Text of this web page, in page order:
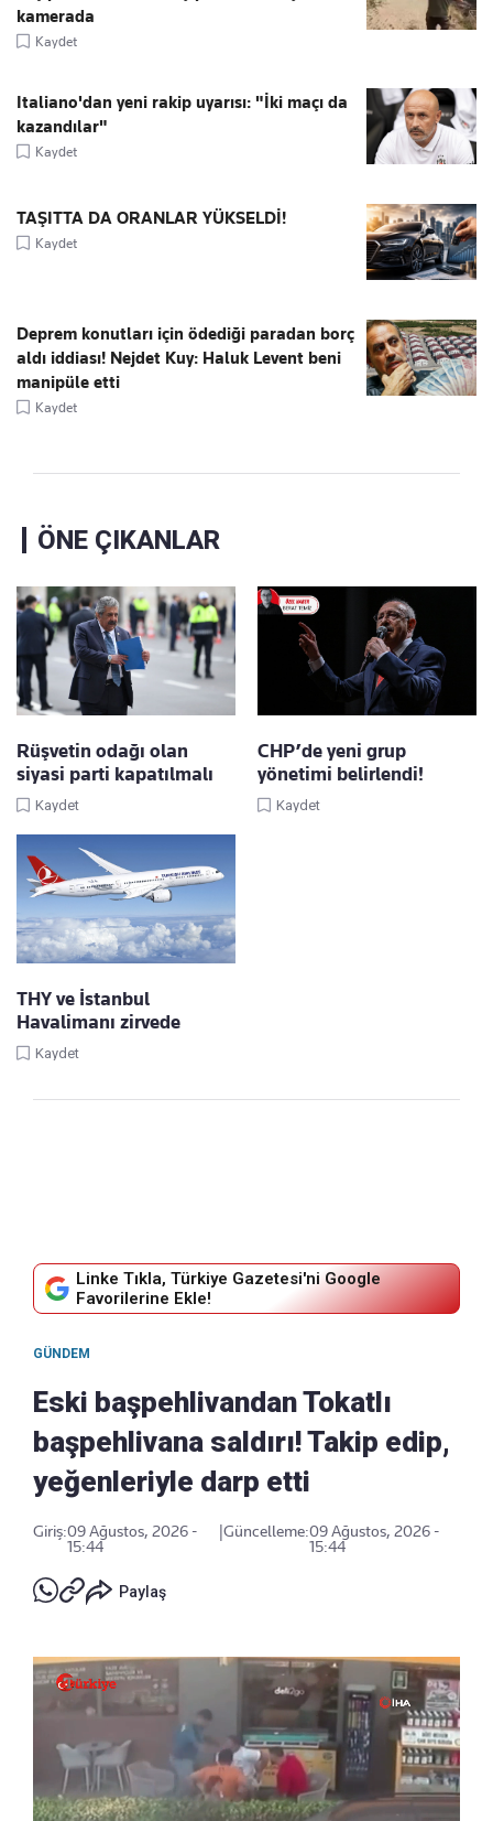
kamerada
Kaydet
Italiano'dan yeni rakip uyarısı: "İki maçı da
kazandılar"
Kaydet
TAŞITTA DA ORANLAR YÜKSELDİ!
Kaydet
Deprem konutları için ödediği paradan borç
aldı iddiası! Nejdet Kuy: Haluk Levent beni
manipüle etti
Kaydet
ÖNE ÇIKANLAR
Rüşvetin odağı olan
siyasi parti kapatılmalı
Kaydet
CHP’de yeni grup
yönetimi belirlendi!
Kaydet
THY ve İstanbul
Havalimanı zirvede
Kaydet
Linke Tıkla, Türkiye Gazetesi'ni Google
Favorilerine Ekle!
GÜNDEM
Eski başpehlivandan Tokatlı
başpehlivana saldırı! Takip edip,
yeğenleriyle darp etti
Giriş:09 Ağustos, 2026 -
15:44
Güncelleme:09 Ağustos, 2026 -
15:44
Paylaş